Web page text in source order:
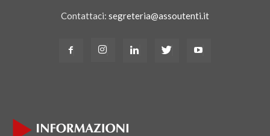
Contattaci: segreteria@assoutenti.it